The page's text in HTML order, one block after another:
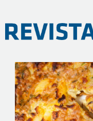
Pasar
contenido
principal
Diez